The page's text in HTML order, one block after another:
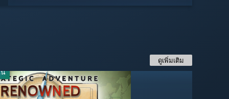
ดูเพิ่มเติม